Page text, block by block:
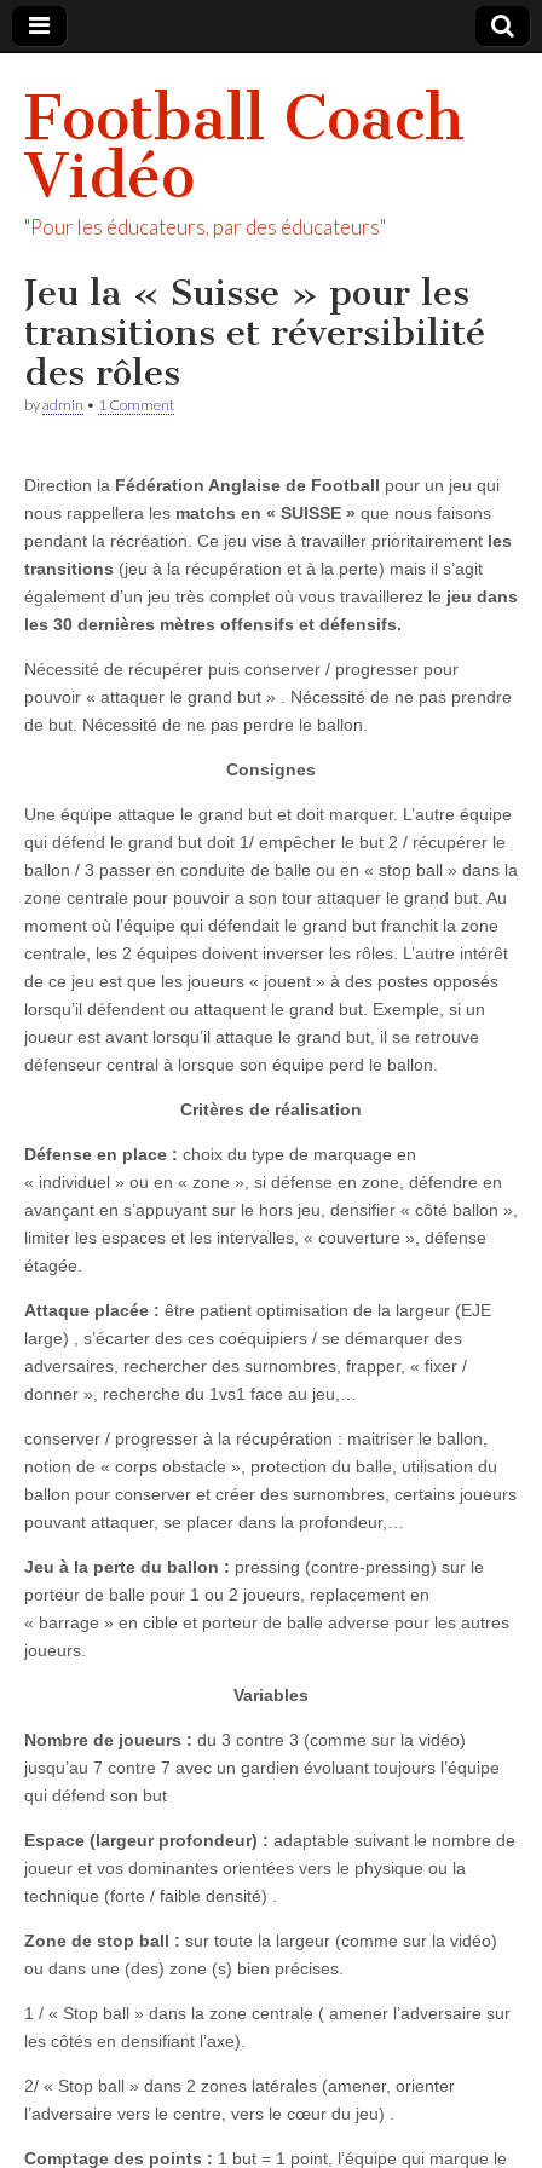
Football Coach
Vidéo
"Pour les éducateurs, par des éducateurs"
Jeu la « Suisse » pour les
transitions et réversibilité
des rôles
byadmin • 1 Comment
Direction la Fédération Anglaise de Football pour un jeu qui
nous rappellera les matchs en « SUISSE » que nous faisons
pendant la récréation. Ce jeu vise à travailler prioritairement les
transitions (jeu à la récupération et à la perte) mais il s’agit
également d’un jeu très complet où vous travaillerez le jeu dans
les 30 dernières mètres offensifs et défensifs.
Nécessité de récupérer puis conserver / progresser pour
pouvoir « attaquer le grand but » . Nécessité de ne pas prendre
de but. Nécessité de ne pas perdre le ballon.
Consignes
Une équipe attaque le grand but et doit marquer. L’autre équipe
qui défend le grand but doit 1/ empêcher le but 2 / récupérer le
ballon / 3 passer en conduite de balle ou en « stop ball » dans la
zone centrale pour pouvoir a son tour attaquer le grand but. Au
moment où l’équipe qui défendait le grand but franchit la zone
centrale, les 2 équipes doivent inverser les rôles. L’autre intérêt
de ce jeu est que les joueurs « jouent » à des postes opposés
lorsqu’il défendent ou attaquent le grand but. Exemple, si un
joueur est avant lorsqu’il attaque le grand but, il se retrouve
défenseur central à lorsque son équipe perd le ballon.
Critères de réalisation
Défense en place : choix du type de marquage en
« individuel » ou en « zone », si défense en zone, défendre en
avançant en s’appuyant sur le hors jeu, densifier « côté ballon »,
limiter les espaces et les intervalles, « couverture », défense
étagée.
Attaque placée : être patient optimisation de la largeur (EJE
large) , s’écarter des ces coéquipiers / se démarquer des
adversaires, rechercher des surnombres, frapper, « fixer /
donner », recherche du 1vs1 face au jeu,…
conserver / progresser à la récupération : maitriser le ballon,
notion de « corps obstacle », protection du balle, utilisation du
ballon pour conserver et créer des surnombres, certains joueurs
pouvant attaquer, se placer dans la profondeur,…
Jeu à la perte du ballon : pressing (contre-pressing) sur le
porteur de balle pour 1 ou 2 joueurs, replacement en
« barrage » en cible et porteur de balle adverse pour les autres
joueurs.
Variables
Nombre de joueurs : du 3 contre 3 (comme sur la vidéo)
jusqu’au 7 contre 7 avec un gardien évoluant toujours l’équipe
qui défend son but
Espace (largeur profondeur) : adaptable suivant le nombre de
joueur et vos dominantes orientées vers le physique ou la
technique (forte / faible densité) .
Zone de stop ball : sur toute la largeur (comme sur la vidéo)
ou dans une (des) zone (s) bien précises.
1 / « Stop ball » dans la zone centrale ( amener l’adversaire sur
les côtés en densifiant l’axe).
2/ « Stop ball » dans 2 zones latérales (amener, orienter
l’adversaire vers le centre, vers le cœur du jeu) .
Comptage des points : 1 but = 1 point, l’équipe qui marque le